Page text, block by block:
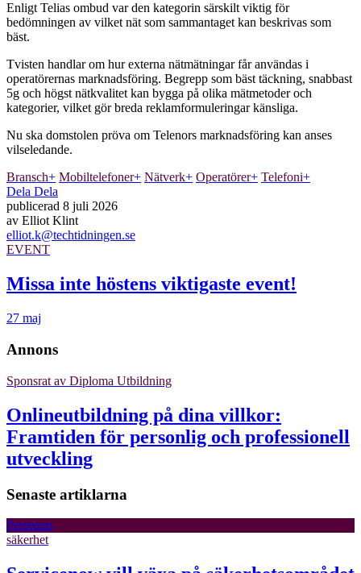
Enligt Telias ombud var den kategorin särskilt viktig för
bedömningen av vilket nät som sammantaget kan beskrivas som
bäst.
Tvisten handlar om hur externa nätmätningar får användas i
operatörernas marknadsföring. Begrepp som bäst täckning, snabbast
5g och högst nätkvalitet kan bygga på olika mätmetoder och
kategorier, vilket gör breda reklamformuleringar känsliga.
Nu ska domstolen pröva om Telenors marknadsföring kan anses
vilseledande.
Bransch+ Mobiltelefoner+ Nätverk+ Operatörer+ Telefoni+
Dela Dela
publicerad 8 juli 2026
av Elliot Klint
elliot.k@techtidningen.se
EVENT
Missa inte höstens viktigaste event!
27 maj
Annons
Sponsrat av Diploma Utbildning
Onlineutbildning på dina villkor:
Framtiden för personlig och professionell
utveckling
Senaste artiklarna
Premium
säkerhet